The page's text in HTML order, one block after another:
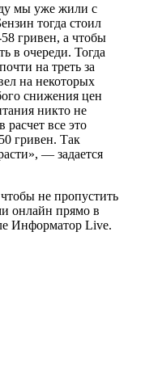
мы уже жили с
тогда стоил
гривен, а чтобы
в очереди. Тогда
на треть за
на некоторых
снижения цен
никто не
расчет все это
гривен. Так
— задается
не пропустить
онлайн прямо в
Информатор Live.